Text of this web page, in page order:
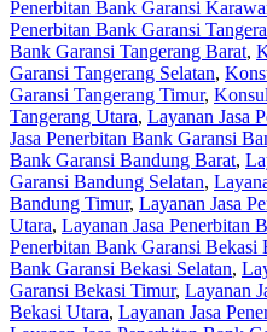
Penerbitan Bank Garansi
Penerbitan Bank Garansi
Bank Garansi Tangerang Barat,
Garansi Tangerang Selatan,
Garansi Tangerang Timur,
Tangerang Utara, Layanan Jasa
Jasa Penerbitan Bank Garansi
Bank Garansi Bandung Barat,
Garansi Bandung Selatan,
Bandung Timur, Layanan Jasa
Utara, Layanan Jasa Penerbitan
Penerbitan Bank Garansi Bekasi
Bank Garansi Bekasi Selatan,
Garansi Bekasi Timur, Layanan
Bekasi Utara, Layanan Jasa